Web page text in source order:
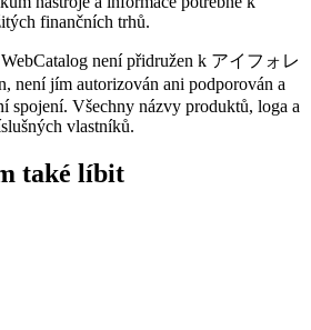
finančních trhů.
není přidružen k アイフォレ
není jím autorizován ani podporován a
spojení. Všechny názvy produktů, loga a
vlastníků.
také líbit